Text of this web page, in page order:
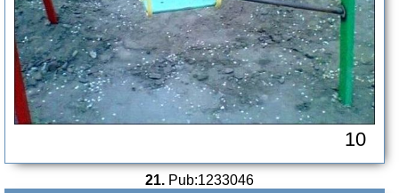
10
21. Pub:1233046